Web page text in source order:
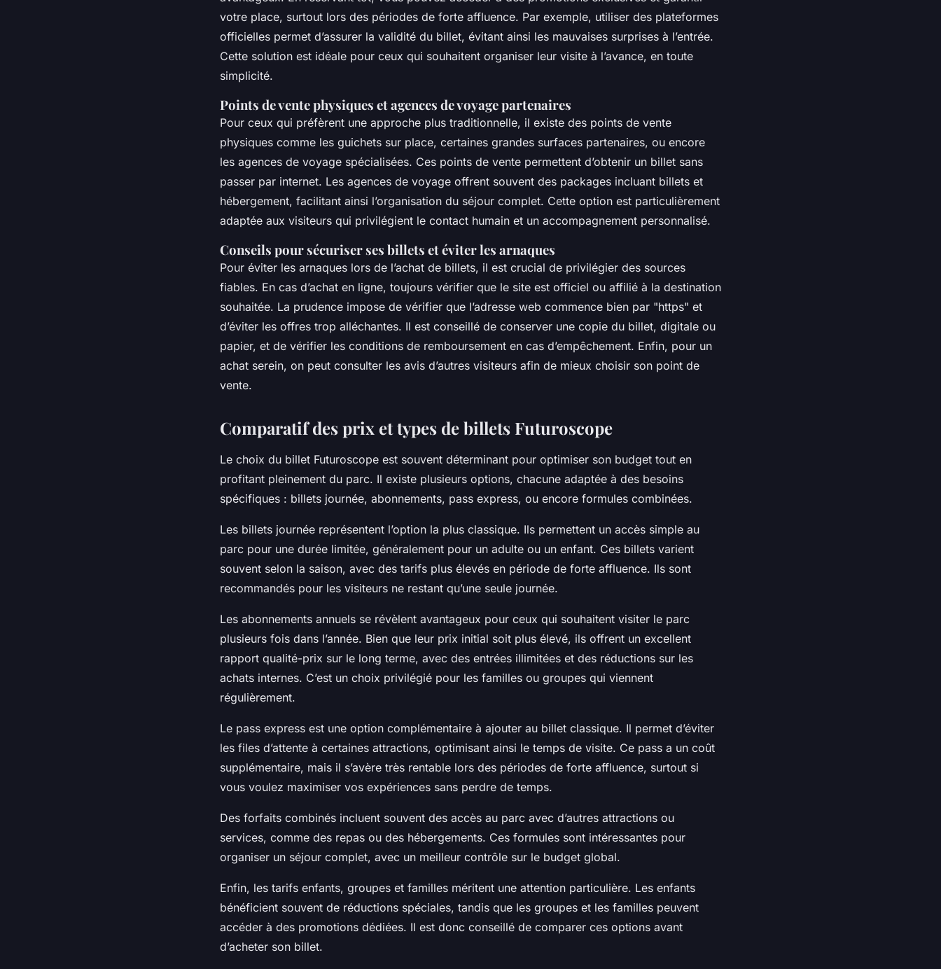
votre place, surtout lors des périodes de forte affluence. Par exemple, utiliser des plateformes
officielles permet d’assurer la validité du billet, évitant ainsi les mauvaises surprises à l’entrée.
Cette solution est idéale pour ceux qui souhaitent organiser leur visite à l’avance, en toute
simplicité.
Points de vente physiques et agences de voyage partenaires
Pour ceux qui préfèrent une approche plus traditionnelle, il existe des points de vente
physiques comme les guichets sur place, certaines grandes surfaces partenaires, ou encore
les agences de voyage spécialisées. Ces points de vente permettent d’obtenir un billet sans
passer par internet. Les agences de voyage offrent souvent des packages incluant billets et
hébergement, facilitant ainsi l’organisation du séjour complet. Cette option est particulièrement
adaptée aux visiteurs qui privilégient le contact humain et un accompagnement personnalisé.
Conseils pour sécuriser ses billets et éviter les arnaques
Pour éviter les arnaques lors de l’achat de billets, il est crucial de privilégier des sources
fiables. En cas d’achat en ligne, toujours vérifier que le site est officiel ou affilié à la destination
souhaitée. La prudence impose de vérifier que l’adresse web commence bien par "https" et
d’éviter les offres trop alléchantes. Il est conseillé de conserver une copie du billet, digitale ou
papier, et de vérifier les conditions de remboursement en cas d’empêchement. Enfin, pour un
achat serein, on peut consulter les avis d’autres visiteurs afin de mieux choisir son point de
vente.
Comparatif des prix et types de billets Futuroscope
Le choix du billet Futuroscope est souvent déterminant pour optimiser son budget tout en
profitant pleinement du parc. Il existe plusieurs options, chacune adaptée à des besoins
spécifiques : billets journée, abonnements, pass express, ou encore formules combinées.
Les billets journée représentent l’option la plus classique. Ils permettent un accès simple au
parc pour une durée limitée, généralement pour un adulte ou un enfant. Ces billets varient
souvent selon la saison, avec des tarifs plus élevés en période de forte affluence. Ils sont
recommandés pour les visiteurs ne restant qu’une seule journée.
Les abonnements annuels se révèlent avantageux pour ceux qui souhaitent visiter le parc
plusieurs fois dans l’année. Bien que leur prix initial soit plus élevé, ils offrent un excellent
rapport qualité-prix sur le long terme, avec des entrées illimitées et des réductions sur les
achats internes. C’est un choix privilégié pour les familles ou groupes qui viennent
régulièrement.
Le pass express est une option complémentaire à ajouter au billet classique. Il permet d’éviter
les files d’attente à certaines attractions, optimisant ainsi le temps de visite. Ce pass a un coût
supplémentaire, mais il s’avère très rentable lors des périodes de forte affluence, surtout si
vous voulez maximiser vos expériences sans perdre de temps.
Des forfaits combinés incluent souvent des accès au parc avec d’autres attractions ou
services, comme des repas ou des hébergements. Ces formules sont intéressantes pour
organiser un séjour complet, avec un meilleur contrôle sur le budget global.
Enfin, les tarifs enfants, groupes et familles méritent une attention particulière. Les enfants
bénéficient souvent de réductions spéciales, tandis que les groupes et les familles peuvent
accéder à des promotions dédiées. Il est donc conseillé de comparer ces options avant
d’acheter son billet.